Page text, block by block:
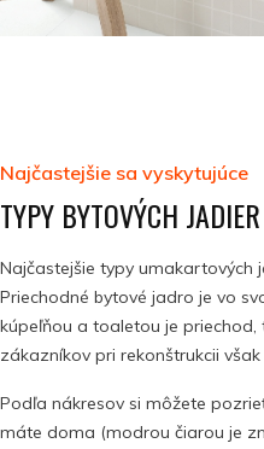
Najčastejšie sa vyskytujúce
TYPY BYTOVÝCH JADIER
Najčastejšie typy umakartových
Priechodné bytové jadro je vo
kúpeľňou a toaletou je
zákazníkov pri rekonštrukcii
Podľa nákresov si môžete
máte doma (modrou čiarou je